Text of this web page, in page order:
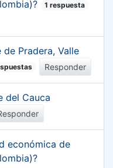
1 respuesta
Pradera, Valle
Responder
del Cauca
económica de